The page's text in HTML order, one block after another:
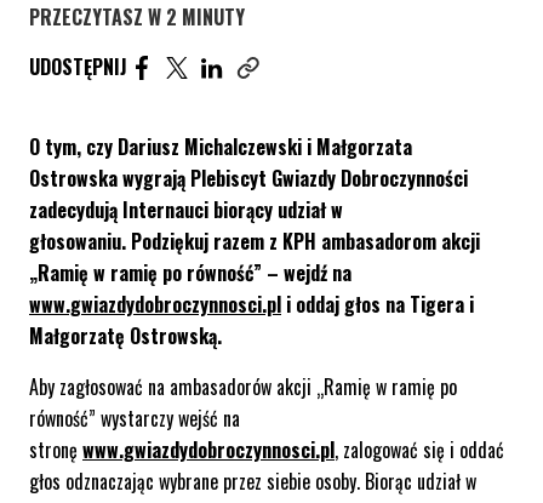
PRZECZYTASZ W 2 MINUTY
UDOSTĘPNIJ
UDOSTĘPNIJ ARTYKUŁ NA FACEBOOK. STRONA
UDOSTĘPNIJ ARTYKUŁ NA TWITTER.
UDOSTĘPNIJ ARTYKUŁ NA LINKEDIN.
O tym, czy Dariusz Michalczewski i Małgorzata
Ostrowskawygrają Plebiscyt Gwiazdy Dobroczynności
zadecydują Internauci biorący udział w
głosowaniu. Podziękuj razem z KPH ambasadorom akcji
„Ramię w ramię po równość” – wejdź na
www.gwiazdydobroczynnosci.pl i oddaj głos na Tigera i
Małgorzatę Ostrowską.
Aby zagłosować na ambasadorów akcji „Ramię w ramię po
równość” wystarczy wejść na
stronę www.gwiazdydobroczynnosci.pl, zalogować się i oddać
głos odznaczając wybrane przez siebie osoby. Biorąc udział w